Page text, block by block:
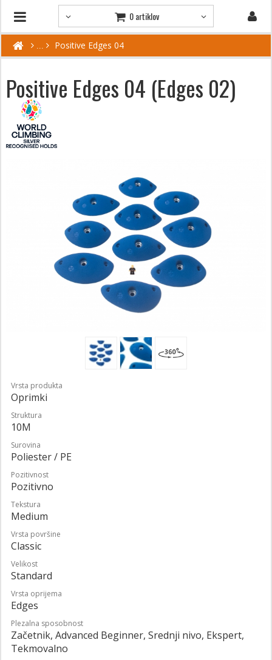
0 artiklov
Positive Edges 04
Positive Edges 04 (Edges 02)
Vrsta produkta
Oprimki
Struktura
10M
Surovina
Poliester / PE
Pozitivnost
Pozitivno
Tekstura
Medium
Vrsta površine
Classic
Velikost
Standard
Vrsta oprijema
Edges
Plezalna sposobnost
Začetnik, Advanced Beginner, Srednji nivo, Ekspert,
Tekmovalno